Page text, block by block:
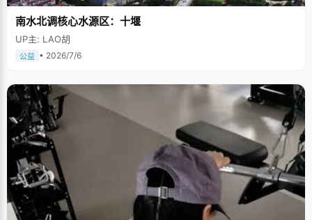
南水北调核心水源区：十堰
UP主: LAO胡
公益 • 2026/7/6